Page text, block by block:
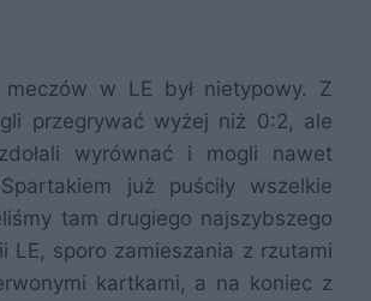
meczów w LE był nietypowy. Z
przegrywać wyżej niż 0:2, ale
wyrównać i mogli nawet
już puściły wszelkie
tam drugiego najszybszego
LE, sporo zamieszania z rzutami
kartkami, a na koniec z